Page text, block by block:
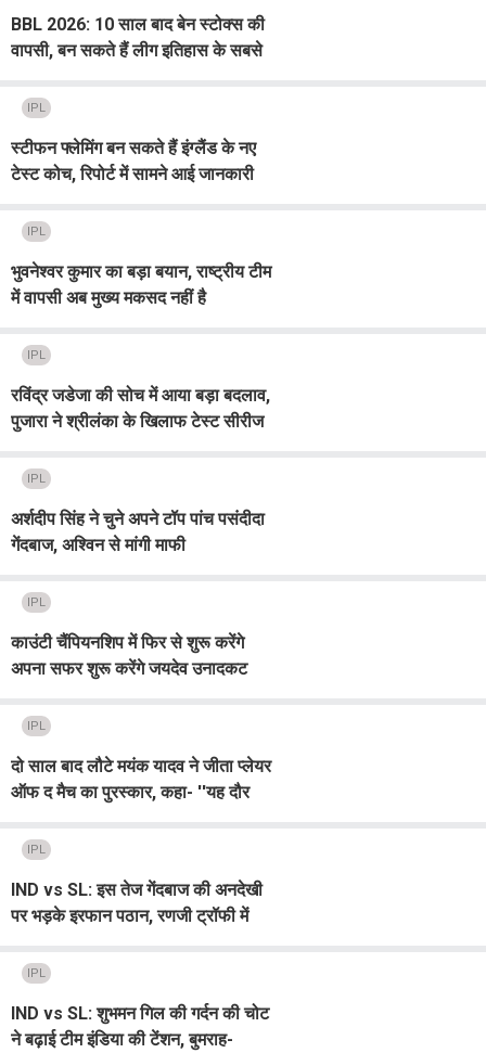
BBL 2026: 10 साल बाद बेन स्टोक्स की
वापसी, बन सकते हैं लीग इतिहास के सबसे
IPL
स्टीफन फ्लेमिंग बन सकते हैं इंग्लैंड के नए
टेस्ट कोच, रिपोर्ट में सामने आई जानकारी
IPL
भुवनेश्वर कुमार का बड़ा बयान, राष्ट्रीय टीम
में वापसी अब मुख्य मकसद नहीं है
IPL
रविंद्र जडेजा की सोच में आया बड़ा बदलाव,
पुजारा ने श्रीलंका के खिलाफ टेस्ट सीरीज
IPL
अर्शदीप सिंह ने चुने अपने टॉप पांच पसंदीदा
गेंदबाज, अश्विन से मांगी माफी
IPL
काउंटी चैंपियनशिप में फिर से शुरू करेंगे
अपना सफर शुरू करेंगे जयदेव उनादकट
IPL
दो साल बाद लौटे मयंक यादव ने जीता प्लेयर
ऑफ द मैच का पुरस्कार, कहा- ''यह दौर
IPL
IND vs SL: इस तेज गेंदबाज की अनदेखी
पर भड़के इरफान पठान, रणजी ट्रॉफी में
IPL
IND vs SL: शुभमन गिल की गर्दन की चोट
ने बढ़ाई टीम इंडिया की टेंशन, बुमराह-